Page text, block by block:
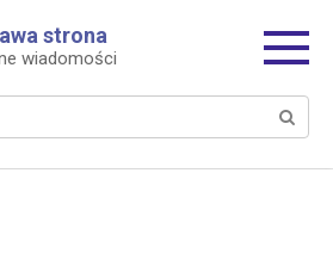
strona
wiadomości